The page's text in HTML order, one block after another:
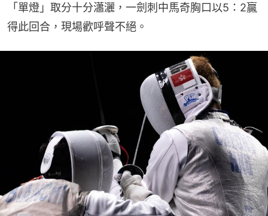
「單燈」取分十分瀟灑，一劍刺中馬奇胸口以5：2贏
得此回合，現場歡呼聲不絕。